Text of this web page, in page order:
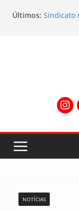
Últimos: Sindicato
planeja
Semana
NOTÍCIAS